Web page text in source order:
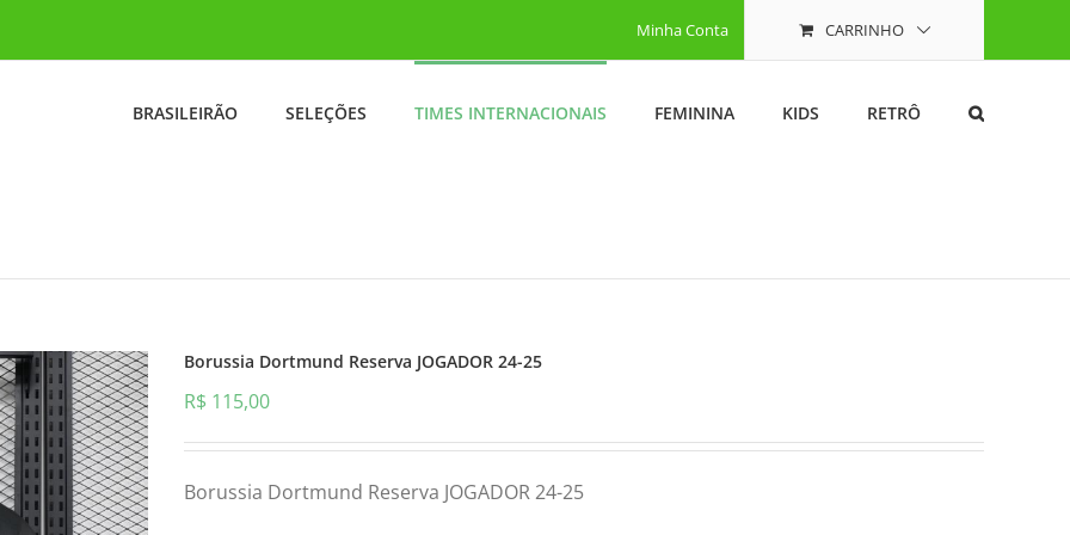
Minha Conta CARRINHO
BRASILEIRÃO SELEÇÕES TIMES INTERNACIONAIS FEMININA KIDS RETRÔ
Borussia Dortmund Reserva JOGADOR 24-25
R$ 115,00
Borussia Dortmund Reserva JOGADOR 24-25